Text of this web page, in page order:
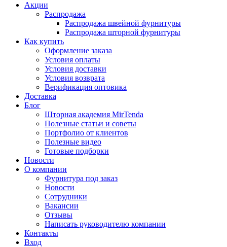
Акции
Распродажа
Распродажа швейной фурнитуры
Распродажа шторной фурнитуры
Как купить
Оформление заказа
Условия оплаты
Условия доставки
Условия возврата
Верификация оптовика
Доставка
Блог
Шторная академия MirTenda
Полезные статьи и советы
Портфолио от клиентов
Полезные видео
Готовые подборки
Новости
О компании
Фурнитура под заказ
Новости
Сотрудники
Вакансии
Отзывы
Написать руководителю компании
Контакты
Вход